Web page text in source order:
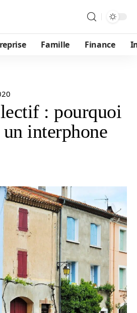
Famille Finance
: pourquoi
interphone